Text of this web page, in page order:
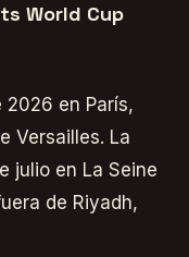
World Cup
2026 en París,
Versailles. La
julio en La Seine
de Riyadh,